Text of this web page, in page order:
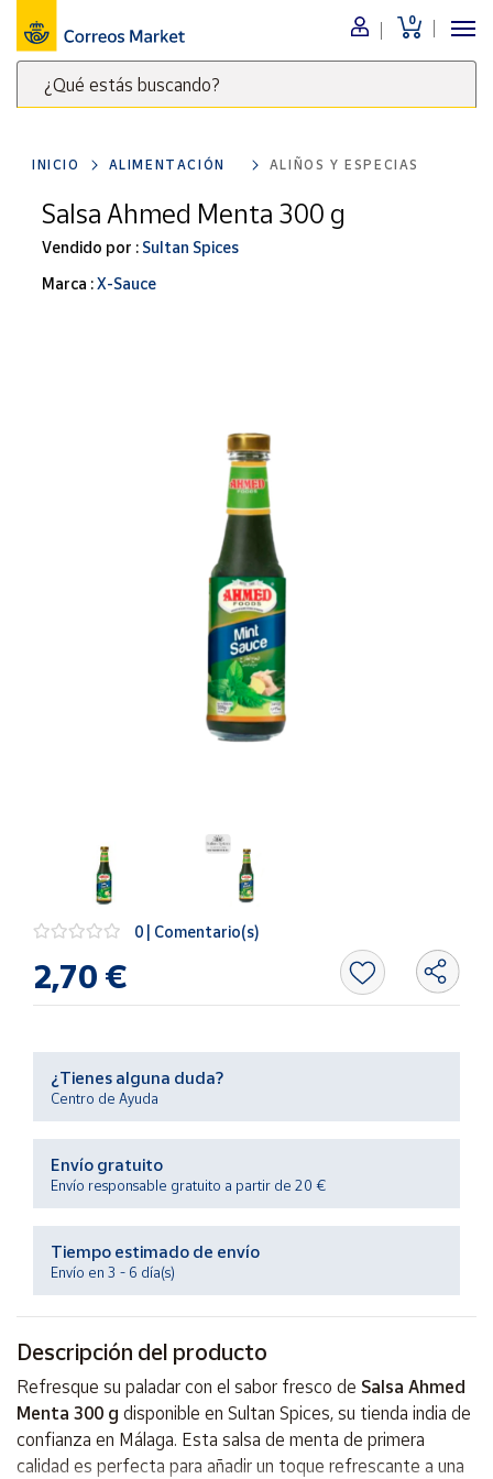
0
¿Qué estás buscando?
clave
para
buscar
productos
Menú
Nuestro
catálogo
Alimentación
Bebidas
Ocio y cultura
Juguetes y
vendedores
de Correos
Market
Productos
Ayuda
Centro
de ayuda
Vendedores
vendedores
Hazte
vendedor
Área
vendedor
INICIO ALIMENTACIÓN ALIÑOS Y ESPECIAS
Salsa Ahmed Menta 300 g
Vendido por : Sultan Spices
Marca :X-Sauce
0 | Comentario(s)
2,70 €
¿Tienes alguna duda?
Centro de Ayuda
Envío gratuito
Envío responsable gratuito a partir de 20 €
Tiempo estimado de envío
Envío en 3 - 6 día(s)
Descripción del producto
Refresque su paladar con el sabor fresco de Salsa Ahmed
Menta 300 g disponible en Sultan Spices, su tienda india de
confianza en Málaga. Esta salsa de menta de primera
calidad es perfecta para añadir un toque refrescante a una